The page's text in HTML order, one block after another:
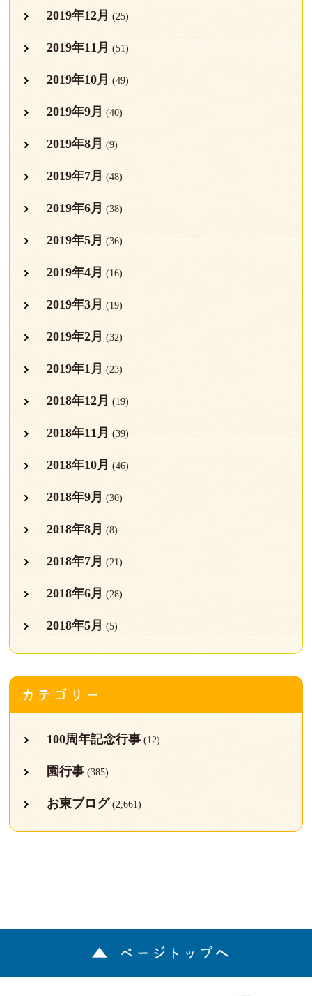
2019年12月 (25)
2019年11月 (51)
2019年10月 (49)
2019年9月 (40)
2019年8月 (9)
2019年7月 (48)
2019年6月 (38)
2019年5月 (36)
2019年4月 (16)
2019年3月 (19)
2019年2月 (32)
2019年1月 (23)
2018年12月 (19)
2018年11月 (39)
2018年10月 (46)
2018年9月 (30)
2018年8月 (8)
2018年7月 (21)
2018年6月 (28)
2018年5月 (5)
カテゴリー
100周年記念行事(12)
園行事(385)
お東ブログ (2,661)
ページトップへ